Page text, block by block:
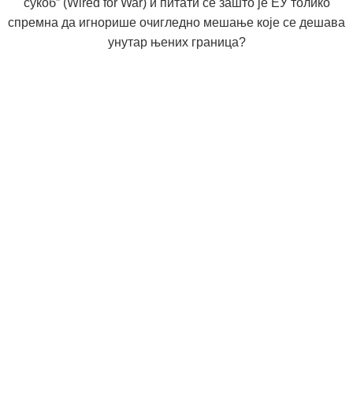
спремна да игнорише очигледно мешање које се дешава
унутар њених граница?